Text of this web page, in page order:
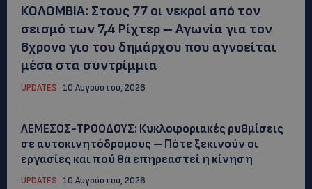
ΚΟΛΟΜΒΙΑ: Στους 77 οι νεκροί από τον
σεισμό των 7,4 Ρίχτερ – Αγωνία για τον
6χρονο γιο του δημάρχου που αγνοείται
μέσα στα συντρίμμια
UPDATES 10 Αυγούστου, 2026
ΛΕΜΕΣΟΣ-ΤΡΟΟΔΟΥΣ: Κυκλοφοριακές ρυθμίσεις
σε αυτοκινητόδρομους – Πότε ξεκινούν οι
εργασίες και πού θα επηρεαστεί η κίνηση
UPDATES 10 Αυγούστου, 2026